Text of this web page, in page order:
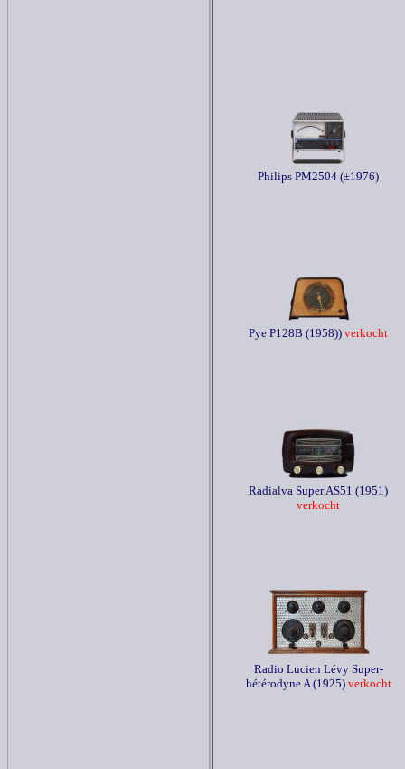
Philips PM2504 (±1976)
Pye P128B (1958)) verkocht
Radialva Super AS51 (1951)
verkocht
Radio Lucien Lévy Super-
hétérodyne A (1925)verkocht